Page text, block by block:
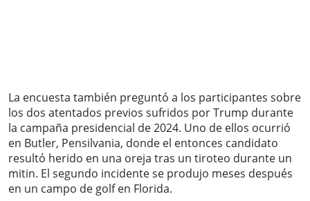
La encuesta también preguntó a los participantes sobre
los dos atentados previos sufridos por Trump durante
la campaña presidencial de 2024. Uno de ellos ocurrió
en Butler, Pensilvania, donde el entonces candidato
resultó herido en una oreja tras un tiroteo durante un
mitin. El segundo incidente se produjo meses después
en un campo de golf en Florida.